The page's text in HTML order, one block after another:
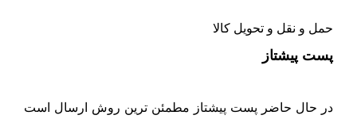
حمل و نقل و تحویل کالا
پست پیشتاز
در حال حاضر پست پیشتاز مطمئن ترین روش ارسال است